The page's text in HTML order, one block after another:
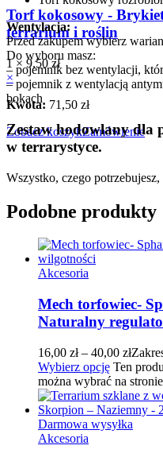
Torf kokosowy -
terrarium i roślin
1 × 9,50zł
×
Kwota: 71,50 zł
Zobacz koszykZamówienie
Wentylacja:
Przed zakupem wybierz
Do wyboru masz:
– pojemnik bez wentylacji,
– pojemnik z wentylacją
bokach
Zestaw hodowlany dla
w terrarystyce.
Wszystko, czego
Podobne produkty
Akcesoria
Mech torfowiec-
Naturalny
16,00 zł – 40,00 zł
Wybierz opcję Ten
można wybrać na
Darmowa wysyłka
Akcesoria